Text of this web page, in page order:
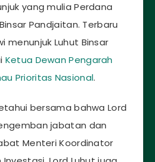
yang mulia Perdana
Pandjaitan. Terbaru
menunjuk Luhut Binsar
Ketua Dewan Pengarah
Prioritas Nasional.
bersama bahwa Lord
jabatan dan
Menteri Koordinator